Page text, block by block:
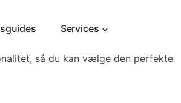
Services
så du kan vælge den perfekte